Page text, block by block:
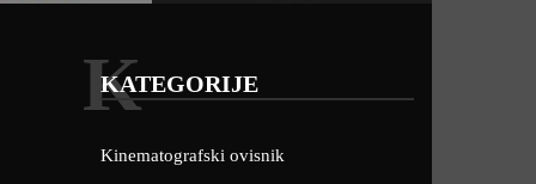
KATEGORIJE
K
Kinematografski ovisnik